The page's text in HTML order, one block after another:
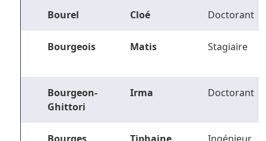
Bourel Cloé Doctorant
Bourgeois Matis Stagiaire
Bourgeon-
Ghittori
Irma Doctorant